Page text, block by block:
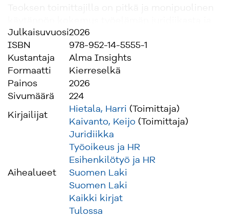
vahva historia myös alan kirjoittajina ja
kouluttajina.
Julkaisuvuosi2026
ISBN
978-952-14-5555-1
Kustantaja
Alma Insights
Formaatti
Kierreselkä
Painos
2026
Sivumäärä
224
Kirjailijat
Hietala, Harri (Toimittaja)
Kaivanto, Keijo (Toimittaja)
Aihealueet
Juridiikka
Työoikeus ja HR
Esihenkilötyö ja HR
Suomen Laki
Suomen Laki
Kaikki kirjat
Tulossa